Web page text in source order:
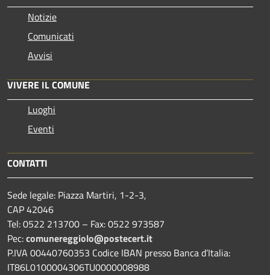
Notizie
Comunicati
Avvisi
VIVERE IL COMUNE
Luoghi
Eventi
CONTATTI
Sede legale: Piazza Martiri, 1-2-3,
CAP 42046
Tel: 0522 213700 – Fax: 0522 973587
Pec:comunereggiolo@postecert.it
P.IVA 00440760353 Codice IBAN presso Banca d’Italia:
IT86L0100004306TU0000008988